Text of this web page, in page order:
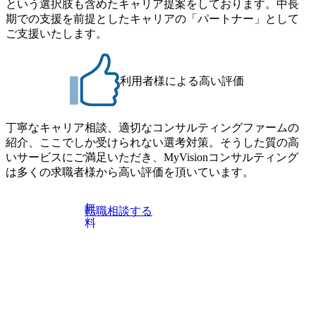
という選択肢も含めたキャリア提案をしております。中長
期での支援を前提としたキャリアの「パートナー」として
ご支援いたします。
利用者様による高い評価
丁寧なキャリア相談、適切なコンサルティングファームの
紹介、ここでしか受けられない選考対策。そうした質の高
いサービスにご満足いただき、MyVisionコンサルティング
は多くの求職者様から高い評価を頂いています。
無
料
転職相談する